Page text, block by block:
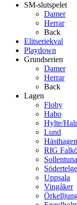
SM-slutspelet
Damer
Herrar
Back
Elitseriekval
Playdown
Grundserien
Damer
Herrar
Back
Lagen
Floby
Habo
Hylte/
Lund
Hästhagen
RIG
Sollentuna
Södertelge
Uppsala
Vingåker